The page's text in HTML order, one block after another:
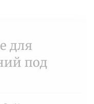
для
под